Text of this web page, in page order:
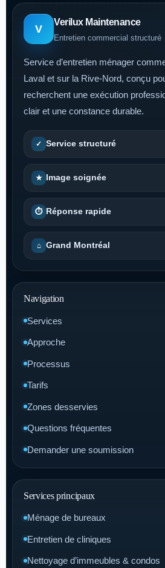
V
Verilux Maintenance
Entretien commercial structuré
Service d’entretien ménager
Laval et sur la Rive-Nord, conçu
recherchent une exécution
clair et une constance durable.
✓ Service structuré
★ Image soignée
⏱ Réponse rapide
⌂ Grand Montréal
Navigation
Services
Approche
Processus
Tarifs
Zones desservies
Questions fréquentes
Demander une soumission
Services principaux
Ménage de bureaux
Entretien de cliniques
Nettoyage d’immeubles & condos